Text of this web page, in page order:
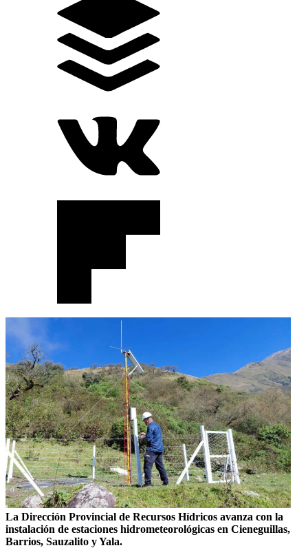
La Dirección Provincial de Recursos Hídricos avanza con la
instalación de estaciones hidrometeorológicas en Cieneguillas,
Barrios, Sauzalito y Yala.